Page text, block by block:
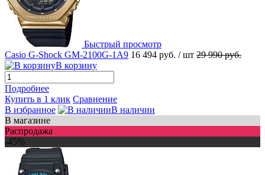
Быстрый просмотр
Casio G-Shock GM-2100G-1A9 16 494 руб. / шт 29 990 руб.
В корзину
Подробнее
Купить в 1 клик Сравнение
В избранное
В наличии
В магазине
Распродажа
-45%